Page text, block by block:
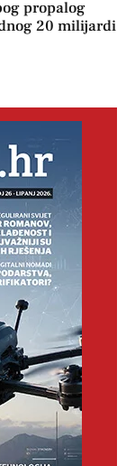
propalog
20 milijardi